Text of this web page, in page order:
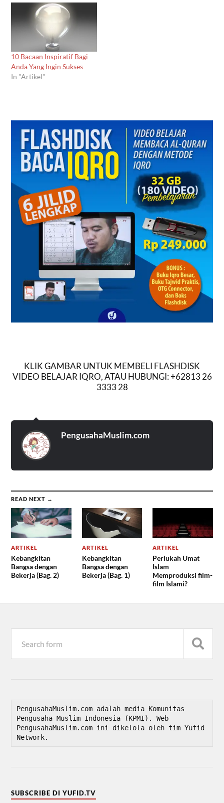
10 Bacaan Inspiratif Bagi
Anda Yang Ingin Sukses
In "Artikel"
KLIK GAMBAR UNTUK MEMBELI FLASHDISK
VIDEO BELAJAR IQRO, ATAU HUBUNGI: +62813 26
3333 28
PengusahaMuslim.com
READ NEXT →
ARTIKEL
Kebangkitan
Bangsa dengan
Bekerja (Bag. 2)
ARTIKEL
Kebangkitan
Bangsa dengan
Bekerja (Bag. 1)
ARTIKEL
Perlukah Umat
Islam
Memproduksi film-
film Islami?
PengusahaMuslim.com adalah media Komunitas
Pengusaha Muslim Indonesia (KPMI). Web
PengusahaMuslim.com ini dikelola oleh tim Yufid
Network.
SUBSCRIBE DI YUFID.TV